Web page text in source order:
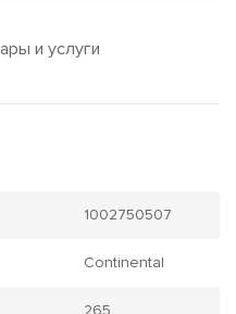
и услуги
1002750507
Continental
265